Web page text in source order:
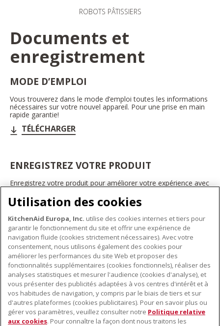
ROBOTS PÂTISSIERS
Documents et
enregistrement
MODE D’EMPLOI
Vous trouverez dans le mode d’emploi toutes les informations
nécessaires sur votre nouvel appareil. Pour une prise en main
rapide garantie!
TÉLÉCHARGER
ENREGISTREZ VOTRE PRODUIT
Enregistrez votre produit pour améliorer votre expérience avec
bénéficier d'offres et de promotions exclusives, recevoir des
conseils et des astuces, et bien plus encore.
INSCRIVEZ-VOUS DÈS À PRÉSENT
À PROPOS DE KITCHENAID
À propos de KitchenAid
Histoire de la marque
Communiqués de presse
NOS PRODUITS
Petits électroménagers
Utilisation des cookies
KitchenAid Europa, Inc. utilise des cookies internes et tiers pour
garantir le fonctionnement du site et offrir une expérience de
navigation fluide (cookies strictement nécessaires). Avec votre
consentement, nous utilisons également des cookies pour
améliorer les performances du site Web et proposer des
fonctionnalités supplémentaires (cookies fonctionnels), réaliser des
analyses statistiques et mesurer l'audience (cookies d'analyse), et
vous présenter des publicités adaptées à vos centres d'intérêt et à
vos habitudes de navigation, y compris par le biais de tiers et sur
d'autres plateformes (cookies publicitaires). Pour en savoir plus ou
gérer vos paramètres, veuillez consulter notre Politique relative
aux cookies. Pour connaître la façon dont nous traitons les